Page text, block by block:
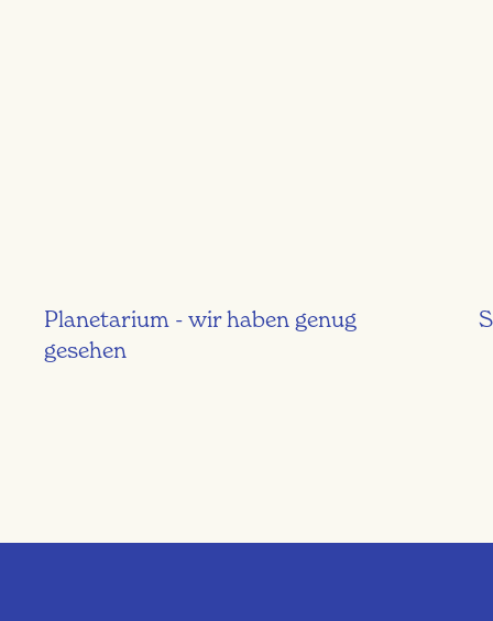
Planetarium - wir haben genug
gesehen